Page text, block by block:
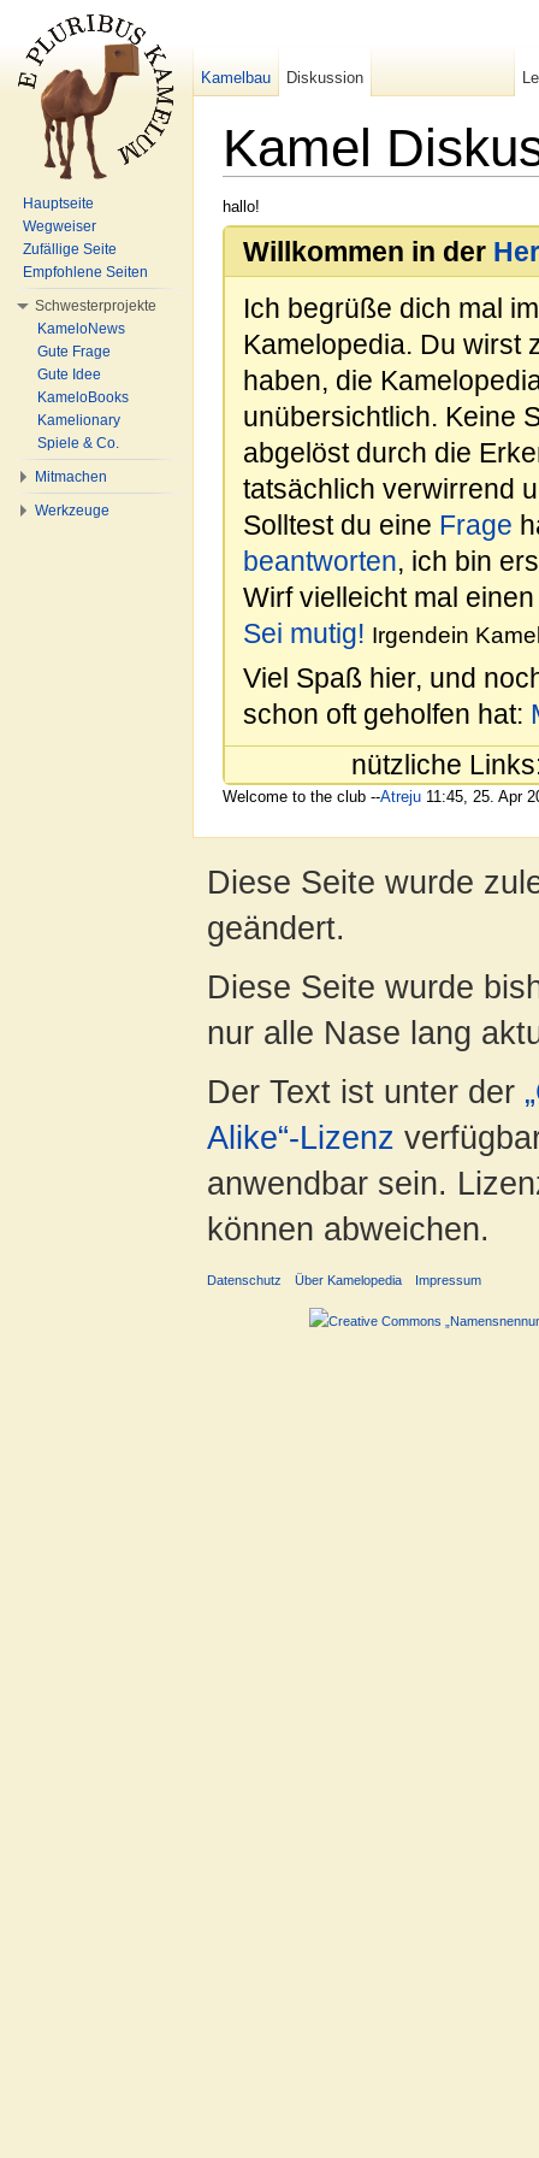
Kamel
hallo!
Willkommen in der
Ich begrüße dich mal
Kamelopedia. Du wirst
haben, die
unübersichtlich. Keine
abgelöst durch die
tatsächlich verwirrend
Solltest du eine Frage
beantworten, ich bin
Wirf vielleicht mal
Sei mutig! Irgendein
Viel Spaß hier, und
schon oft geholfen hat:
nützliche
Welcome to the club --Atreju 11:45, 25. Apr
Kamelbau Diskussion
Hauptseite
Wegweiser
Zufällige Seite
Empfohlene Seiten
Schwesterprojekte
KameloNews
Gute Frage
Gute Idee
KameloBooks
Kamelionary
Spiele & Co.
Mitmachen
Werkzeuge
Diese Seite wurde
geändert.
Diese Seite wurde
nur alle Nase lang
Der Text ist unter der
Alike“-Lizenz
anwendbar sein.
können abweichen.
Datenschutz Über Kamelopedia Impressum